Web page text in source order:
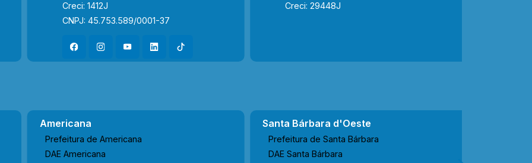
Creci: 1412J
CNPJ: 45.753.589/0001-37
Creci: 29448J
Americana
Prefeitura de Americana
DAE Americana
Santa Bárbara d'Oeste
Prefeitura de Santa Bárbara
DAE Santa Bárbara